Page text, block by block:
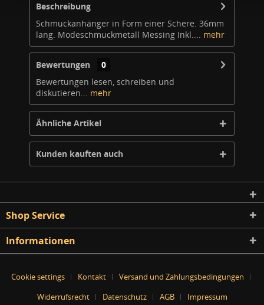
Beschreibung
Schmuckanhänger in Form einer Schere. 36mm
lang. Modeschmuckmetall Messing Inkl.... mehr
Bewertungen
0
Bewertungen lesen, schreiben und
diskutieren... mehr
Ähnliche Artikel
Kunden kauften auch
Shop Service
Informationen
Cookie settings Kontakt
Versand und Zahlungsbedingungen
Widerrufsrecht
Datenschutz AGB Impressum